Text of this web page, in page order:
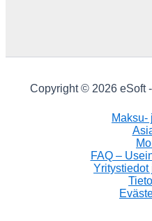
Copyright © 2026 eSoft
Maksu-
FAQ –
Yritystiedot